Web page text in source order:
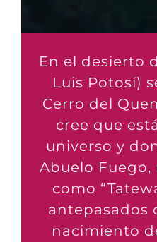
En el desierto
Luis Potosí)
Cerro del
cree que
universo y
Abuelo
como
antepasados
nacimiento